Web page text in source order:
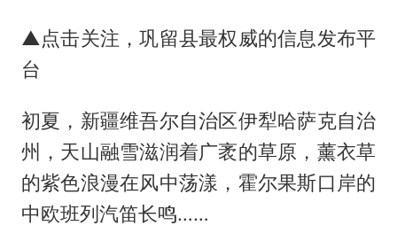
▲点击关注，巩留县最权威的信息发布平
台
初夏，新疆维吾尔自治区伊犁哈萨克自治
州，天山融雪滋润着广袤的草原，薰衣草
的紫色浪漫在风中荡漾，霍尔果斯口岸的
中欧班列汽笛长鸣……